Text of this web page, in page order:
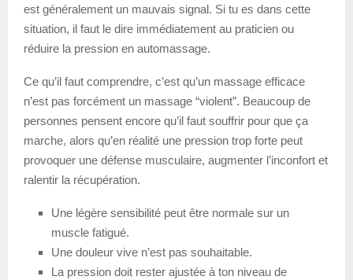
est généralement un mauvais signal. Si tu es dans cette
situation, il faut le dire immédiatement au praticien ou
réduire la pression en automassage.
Ce qu’il faut comprendre, c’est qu’un massage efficace
n’est pas forcément un massage “violent”. Beaucoup de
personnes pensent encore qu’il faut souffrir pour que ça
marche, alors qu’en réalité une pression trop forte peut
provoquer une défense musculaire, augmenter l’inconfort et
ralentir la récupération.
Une légère sensibilité peut être normale sur un
muscle fatigué.
Une douleur vive n’est pas souhaitable.
La pression doit rester ajustée à ton niveau de